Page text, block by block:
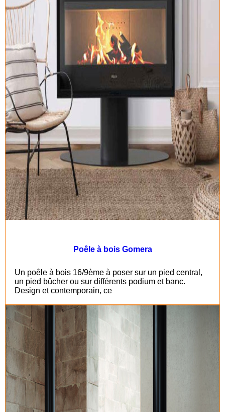
Poêle à bois Gomera
Un poêle à bois 16/9ème à poser sur un pied central,
un pied bûcher ou sur différents podium et banc.
Design et contemporain, ce